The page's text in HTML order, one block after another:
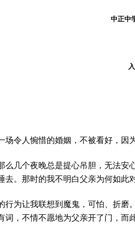
中正中
场令人惋惜的婚姻，不被看好，因
么几个夜晚总是提心吊胆，无法安
去。那时的我不明白父亲为何如
行为让我联想到魔鬼，可怕、折磨
词，不情不愿地为父亲开了门，